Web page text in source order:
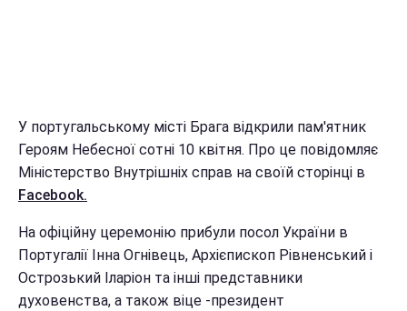
У португальському місті Брага відкрили пам'ятник
Героям Небесної сотні 10 квітня. Про це повідомляє
Міністерство Внутрішніх справ на своїй сторінці в
Facebook.
На офіційну церемонію прибули посол України в
Португалії Інна Огнівець, Архієпископ Рівненський і
Острозький Іларіон та інші представники
духовенства, а також віце -президент